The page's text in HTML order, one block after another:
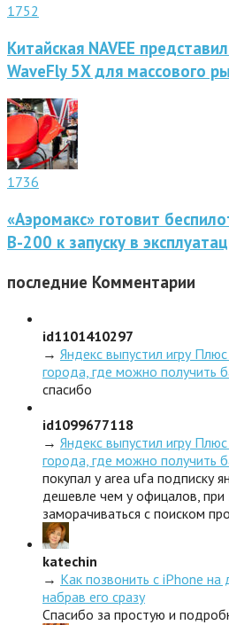
1752
Китайская NAVEE
WaveFly 5X для массового
1736
«Аэромакс» готовит
В-200 к запуску в
последние Комментарии
id1101410297
→ Яндекс выпустил игру
города, где можно получить
спасибо
id1099677118
→ Яндекс выпустил игру
города, где можно получить
покупал у area ufa подписку
дешевле чем у офицалов,
заморачиваться с поиском
katechin
→ Как позвонить с iPhone
набрав его сразу
Спасибо за простую и